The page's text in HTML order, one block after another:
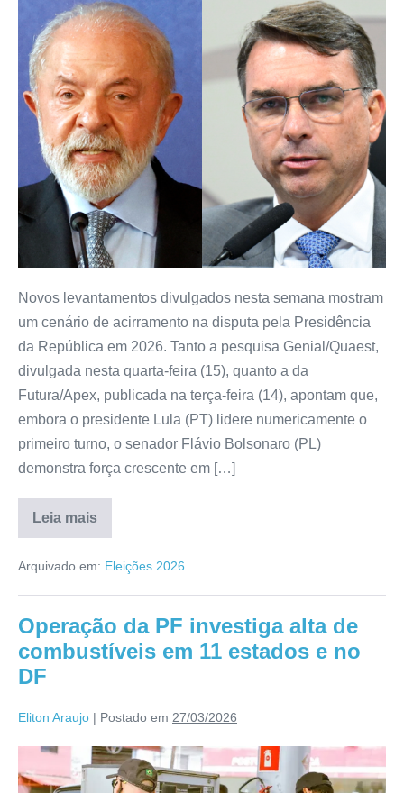
Novos levantamentos divulgados nesta semana mostram
um cenário de acirramento na disputa pela Presidência
da República em 2026. Tanto a pesquisa Genial/Quaest,
divulgada nesta quarta-feira (15), quanto a da
Futura/Apex, publicada na terça-feira (14), apontam que,
embora o presidente Lula (PT) lidere numericamente o
primeiro turno, o senador Flávio Bolsonaro (PL)
demonstra força crescente em […]
Leia mais
Arquivado em: Eleições 2026
Operação da PF investiga alta de
combustíveis em 11 estados e no
DF
Eliton Araujo | Postado em 27/03/2026